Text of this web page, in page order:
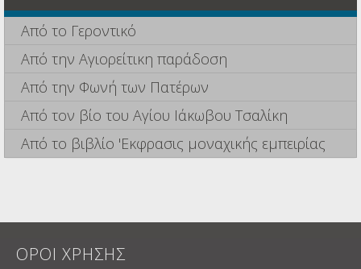
Από το Γεροντικό
Από την Αγιορείτικη παράδοση
Από την Φωνή των Πατέρων
Από τον βίο του Αγίου Ιάκωβου Τσαλίκη
Από το βιβλίο 'Εκφρασις μοναχικής εμπειρίας
ΟΡΟΙ ΧΡΗΣΗΣ